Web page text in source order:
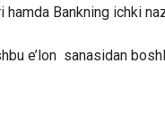
hamda Bankning ichki
e’lon sanasidan